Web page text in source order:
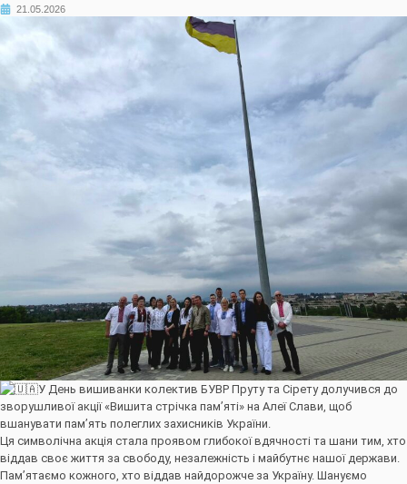
21.05.2026
У День вишиванки колектив БУВР Пруту та Сірету долучився до
зворушливої акції «Вишита стрічка пам’яті» на Алеї Слави, щоб
вшанувати пам’ять полеглих захисників України.
Ця символічна акція стала проявом глибокої вдячності та шани тим, хто
віддав своє життя за свободу, незалежність і майбутнє нашої держави.
Пам’ятаємо кожного, хто віддав найдорожче за Україну. Шануємо